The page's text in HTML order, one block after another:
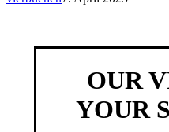
OUR
YOUR